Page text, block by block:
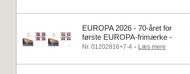
EUROPA 2026 - 70-året for
første EUROPA-frimærke -
FDC/4
Nr. 01202816+7-4 - Læs mere